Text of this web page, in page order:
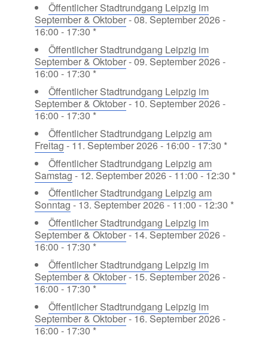
Öffentlicher Stadtrundgang Leipzig im
September & Oktober- 08. September 2026 -
16:00 - 17:30 *
Öffentlicher Stadtrundgang Leipzig im
September & Oktober- 09. September 2026 -
16:00 - 17:30 *
Öffentlicher Stadtrundgang Leipzig im
September & Oktober- 10. September 2026 -
16:00 - 17:30 *
Öffentlicher Stadtrundgang Leipzig am
Freitag- 11. September 2026 - 16:00 - 17:30 *
Öffentlicher Stadtrundgang Leipzig am
Samstag- 12. September 2026 - 11:00 - 12:30 *
Öffentlicher Stadtrundgang Leipzig am
Sonntag- 13. September 2026 - 11:00 - 12:30 *
Öffentlicher Stadtrundgang Leipzig im
September & Oktober- 14. September 2026 -
16:00 - 17:30 *
Öffentlicher Stadtrundgang Leipzig im
September & Oktober- 15. September 2026 -
16:00 - 17:30 *
Öffentlicher Stadtrundgang Leipzig im
September & Oktober- 16. September 2026 -
16:00 - 17:30 *